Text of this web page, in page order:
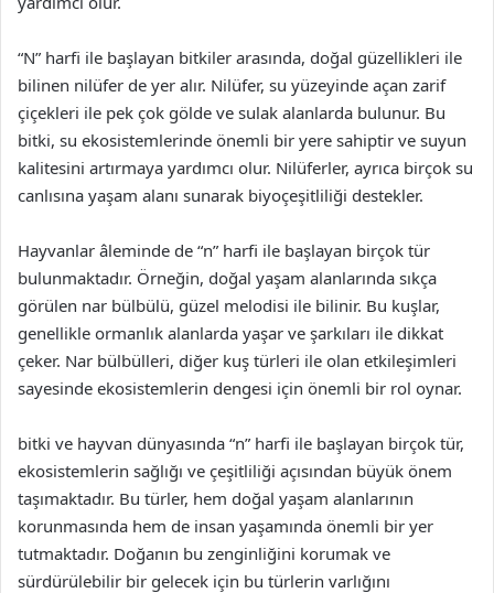
“N” harfi ile başlayan bitkiler arasında, doğal güzellikleri ile
bilinen nilüfer de yer alır. Nilüfer, su yüzeyinde açan zarif
çiçekleri ile pek çok gölde ve sulak alanlarda bulunur. Bu
bitki, su ekosistemlerinde önemli bir yere sahiptir ve suyun
kalitesini artırmaya yardımcı olur. Nilüferler, ayrıca birçok su
canlısına yaşam alanı sunarak biyoçeşitliliği destekler.
Hayvanlar âleminde de “n” harfi ile başlayan birçok tür
bulunmaktadır. Örneğin, doğal yaşam alanlarında sıkça
görülen nar bülbülü, güzel melodisi ile bilinir. Bu kuşlar,
genellikle ormanlık alanlarda yaşar ve şarkıları ile dikkat
çeker. Nar bülbülleri, diğer kuş türleri ile olan etkileşimleri
sayesinde ekosistemlerin dengesi için önemli bir rol oynar.
bitki ve hayvan dünyasında “n” harfi ile başlayan birçok tür,
ekosistemlerin sağlığı ve çeşitliliği açısından büyük önem
taşımaktadır. Bu türler, hem doğal yaşam alanlarının
korunmasında hem de insan yaşamında önemli bir yer
tutmaktadır. Doğanın bu zenginliğini korumak ve
sürdürülebilir bir gelecek için bu türlerin varlığını